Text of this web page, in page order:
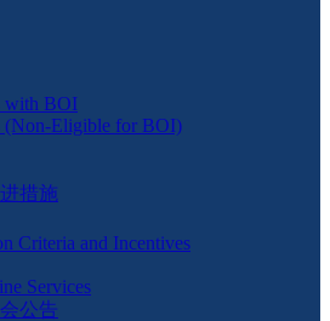
with BOI
(Non-Eligible for BOI)
措施
Criteria and Incentives
Services
公告